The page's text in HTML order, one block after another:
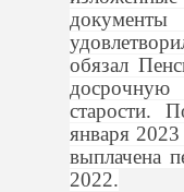
обязал
старости.
января
выплачена
2022.